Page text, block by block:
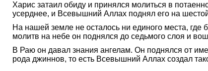
Харис затаил обиду и принялся молиться в
усерднее, и Всевышний Аллах поднял его на
На нашей земле не осталось ни единого места,
молитв на небе он поднялся до седьмого слоя и
В Раю он давал знания ангелам. Он поднялся от
рода джиннов, то есть Всевышний Аллах создал